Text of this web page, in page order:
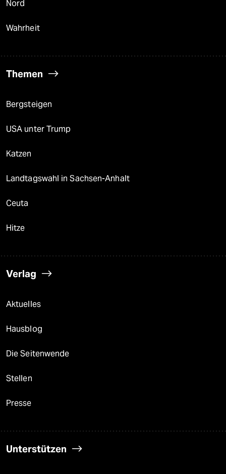
Nord
Wahrheit
Themen
Bergsteigen
USA unter Trump
Katzen
Landtagswahl in Sachsen-Anhalt
Ceuta
Hitze
Verlag
Aktuelles
Hausblog
Die Seitenwende
Stellen
Presse
Unterstützen